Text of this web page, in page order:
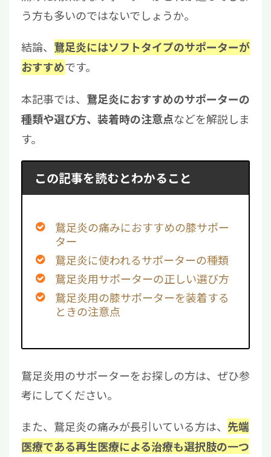
う方も多いのではないでしょうか。
結論、 鵞足炎にはソフトタイプのサポーターが
おすすめです。
本記事では、 鵞足炎におすすめのサポーターの
種類や選び方、装着時の注意点などを解説しま
す。
この記事を読むとわかること
鵞足炎の痛みにおすすめの膝サポー
ター
鵞足炎に使われるサポーターの種類
鵞足炎用サポーターの正しい選び方
鵞足炎用の膝サポーターを装着する
ときの注意点
鵞足炎用のサポーターをお探しの方は、ぜひ参
考にしてください。
また、鵞足炎の痛みが長引いている方は、 先端
医療である再生医療による治療も選択肢の一つ